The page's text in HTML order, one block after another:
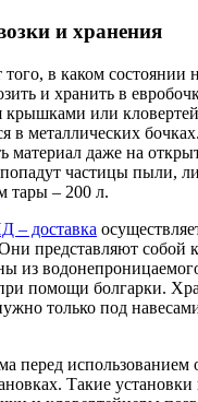
и хранения
в каком состоянии
и хранить в
или
в металлических
материал даже на
частицы пыли,
тары – 200 л.
– доставка
представляют собой
из
помощи болгарки.
только под
перед использованием
Такие